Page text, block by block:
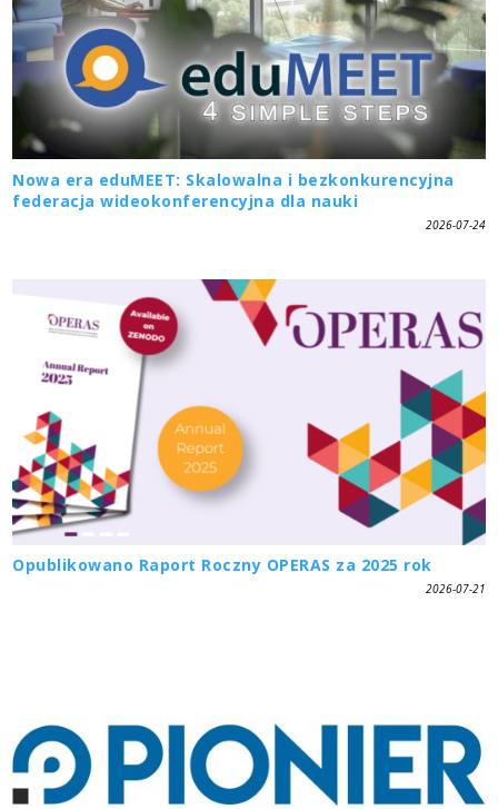
Nowa era eduMEET: Skalowalna i bezkonkurencyjna
federacja wideokonferencyjna dla nauki
2026-07-24
Opublikowano Raport Roczny OPERAS za 2025 rok
2026-07-21